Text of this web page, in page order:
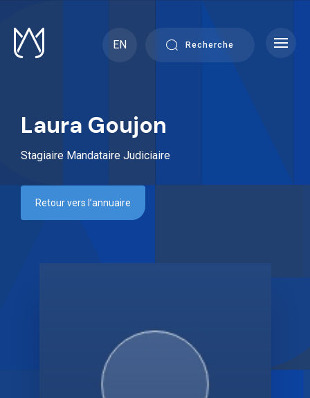
content
EN
Recherche
Laura Goujon
Stagiaire Mandataire Judiciaire
Retour vers l’annuaire